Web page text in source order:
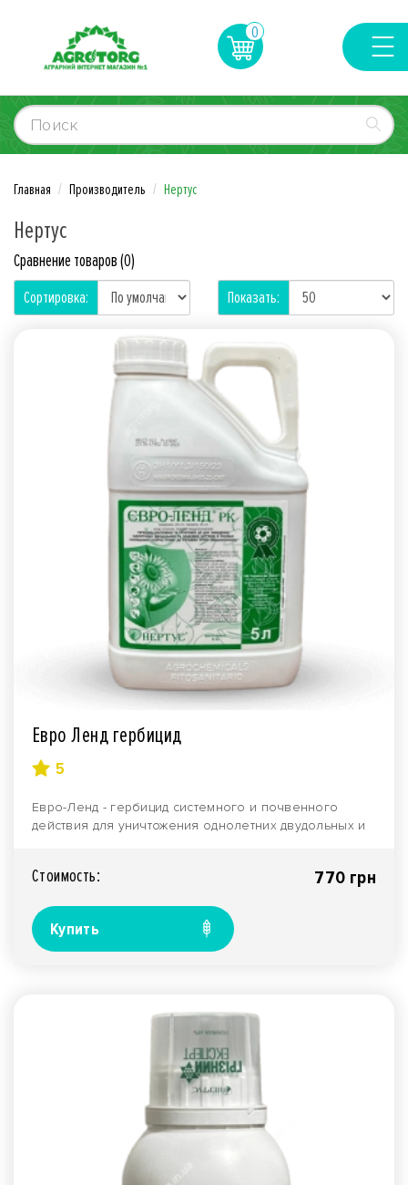
0
Главная Производитель Нертус
Нертус
Сравнение товаров (0)
Сортировка: Показать:
Евро Ленд гербицид
5
Евро-Ленд - гербицид системного и почвенного
действия для уничтожения однолетних двудольных и
Стоимость: 770 грн
Купить